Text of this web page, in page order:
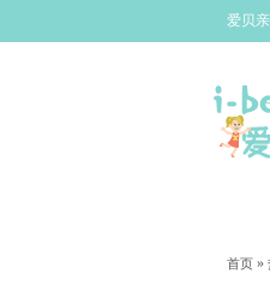
爱贝
首页 »